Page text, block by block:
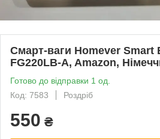
Смарт-ваги Homever Smart
FG220LB-A, Amazon,
Готово до відправки 1 од.
Код: 7583
Роздріб
550 ₴